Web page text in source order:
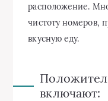
расположение.
чистоту номеров,
вкусную еду.
включают: